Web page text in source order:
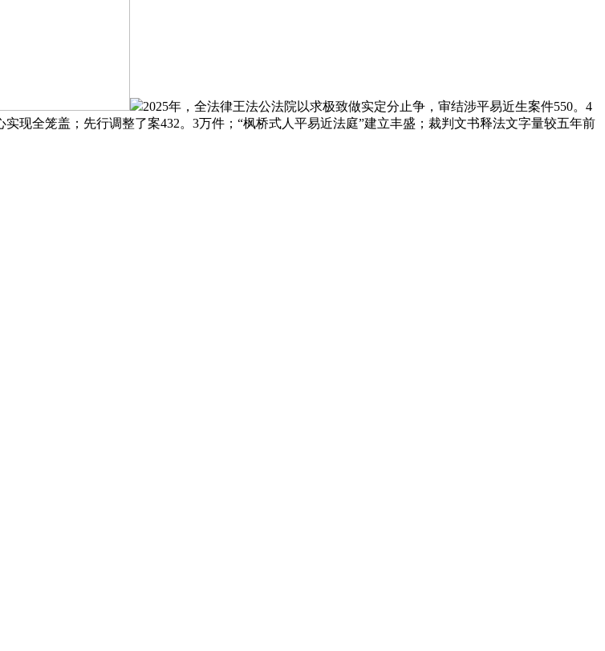
2025年，全法律王法公法院以求极致做实定分止争，审结涉平易近生案件550。4
现全笼盖；先行调整了案432。3万件；“枫桥式人平易近法庭”建立丰盛；裁判文书释法文字量较五年前